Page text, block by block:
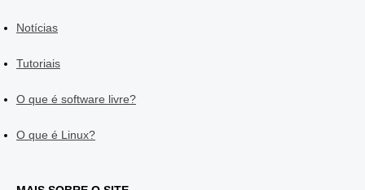
Notícias
Tutoriais
O que é software livre?
O que é Linux?